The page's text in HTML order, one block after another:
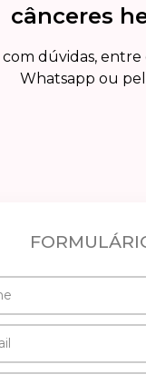
cânceres
dúvidas,
Whatsapp ou